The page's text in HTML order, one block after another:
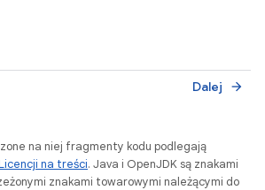
Dalej arrow_forward
na niej fragmenty kodu podlegają
na treści. Java i OpenJDK są znakami
znakami towarowymi należącymi do